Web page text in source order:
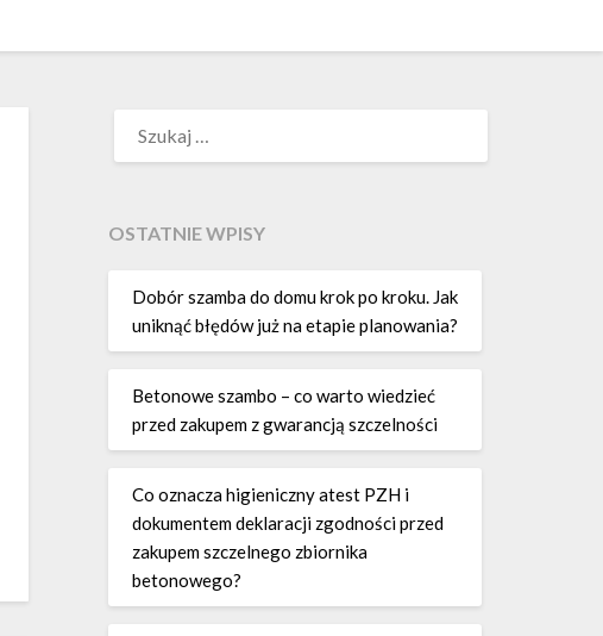
OSTATNIE WPISY
Dobór szamba do domu krok po kroku. Jak
uniknąć błędów już na etapie planowania?
Betonowe szambo – co warto wiedzieć
przed zakupem z gwarancją szczelności
Co oznacza higieniczny atest PZH i
dokumentem deklaracji zgodności przed
zakupem szczelnego zbiornika
betonowego?